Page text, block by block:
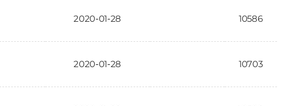
2020-01-28 10586
2020-01-28 10703